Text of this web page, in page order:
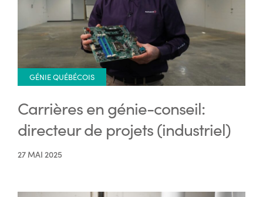
GÉNIE QUÉBÉCOIS
Carrières en génie-conseil:
directeur de projets (industriel)
27 MAI 2025